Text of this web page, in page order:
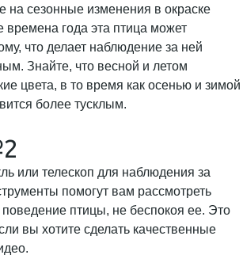
на сезонные изменения в окраске
времена года эта птица может
что делает наблюдение за ней
Знайте, что весной и летом
цвета, в то время как осенью и зимой
более тусклым.
или телескоп для наблюдения за
помогут вам рассмотреть
птицы, не беспокоя ее. Это
вы хотите сделать качественные